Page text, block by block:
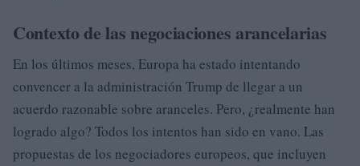
Contexto de las negociaciones arancelarias
En los últimos meses, Europa ha estado intentando
convencer a la administración Trump de llegar a un
acuerdo razonable sobre aranceles. Pero, ¿realmente han
logrado algo? Todos los intentos han sido en vano. Las
propuestas de los negociadores europeos, que incluyen